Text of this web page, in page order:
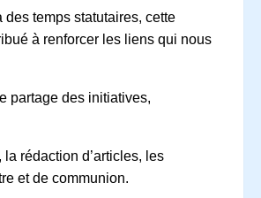
des temps statutaires, cette
à renforcer les liens qui nous
partage des initiatives,
la rédaction d’articles, les
et de communion.